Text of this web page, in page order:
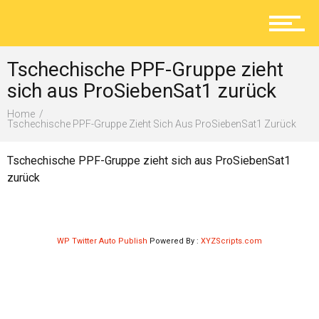
Lokal
Tschechische PPF-Gruppe zieht
sich aus ProSiebenSat1 zurück
Home
Tschechische PPF-Gruppe Zieht Sich Aus ProSiebenSat1 Zurück
Tschechische PPF-Gruppe zieht sich aus ProSiebenSat1
zurück
WP Twitter Auto Publish Powered By : XYZScripts.com